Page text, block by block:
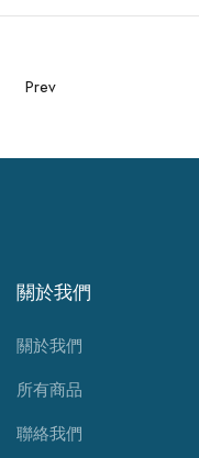
Prev
關於我們
關於我們
所有商品
聯絡我們